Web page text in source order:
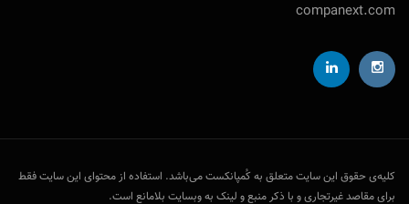
companext.com
کلیه‌ی حقوق این سایت متعلق به کُمپانکست می‌باشد. استفاده از محتوای این سایت فقط
برای مقاصد غیرتجاری و با ذکر منبع و لینک به وبسایت بلامانع است.